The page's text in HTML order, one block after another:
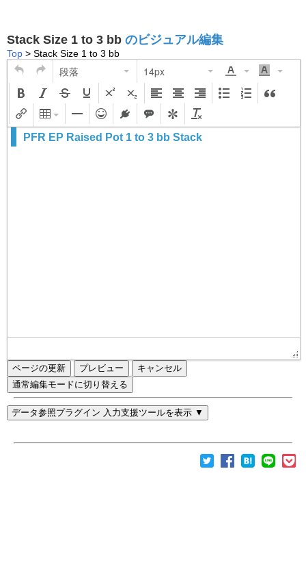
Stack Size 1 to 3 bb のビジュアル編集
Top > Stack Size 1 to 3 bb
段落 14px
ページの更新
通常編集モードに切り替える
データ参照プラグイン 入力支援ツールを表示 ▼